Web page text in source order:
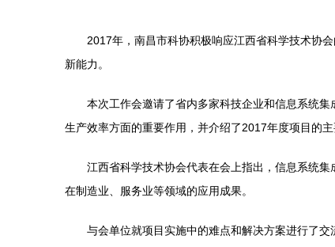
2017年，南昌市科协积极响应江西省科学技术协
新能力。
本次工作会邀请了省内多家科技企业和信息系统
生产效率方面的重要作用，并介绍了2017年度项目的主
江西省科学技术协会代表在会上指出，信息系统
在制造业、服务业等领域的应用成果。
与会单位就项目实施中的难点和解决方案进行了